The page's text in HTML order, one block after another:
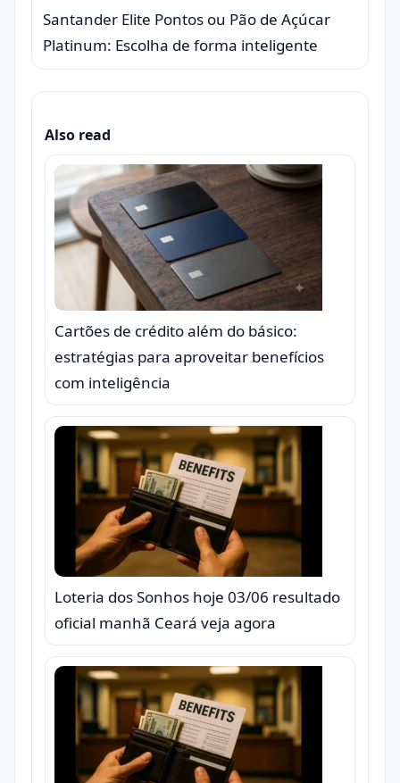
Santander Elite Pontos ou Pão de Açúcar
Platinum: Escolha de forma inteligente
Also read
Cartões de crédito além do básico:
estratégias para aproveitar benefícios
com inteligência
Loteria dos Sonhos hoje 03/06 resultado
oficial manhã Ceará veja agora